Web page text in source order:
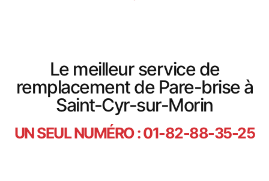
Le meilleur service de
remplacement de Pare-brise à
Saint-Cyr-sur-Morin
UN SEUL NUMÉRO : 01-82-88-35-25